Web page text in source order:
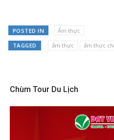
POSTED IN Ẩm thực
TAGGED ẩm thực ẩm thực
Chùm Tour Du Lịch